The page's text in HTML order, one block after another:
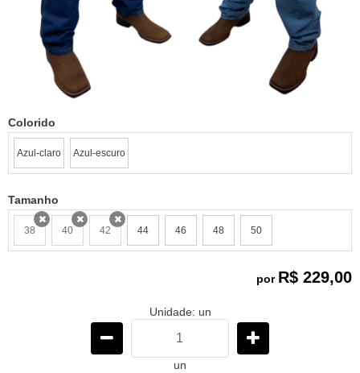
Colorido
Azul-claro Azul-escuro
Tamanho
38x 40x 42x 44 46 48 50
por R$ 229,00
Unidade: un
un